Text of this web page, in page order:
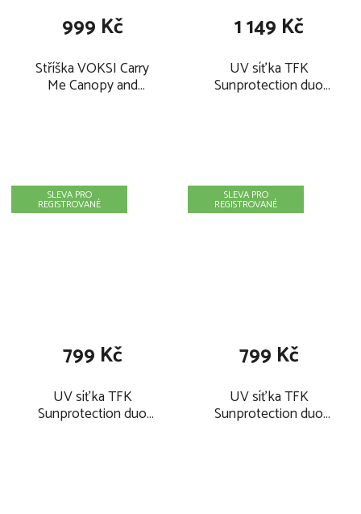
Stříška VOKSI Carry
Me Canopy and
999 Kč
UV síťka TFK
Sunprotection duo
1 149 Kč
SLEVA PRO
REGISTROVANÉ
UV síťka TFK
Sunprotection duo
799 Kč
SLEVA PRO
REGISTROVANÉ
UV síťka TFK
Sunprotection duo
799 Kč